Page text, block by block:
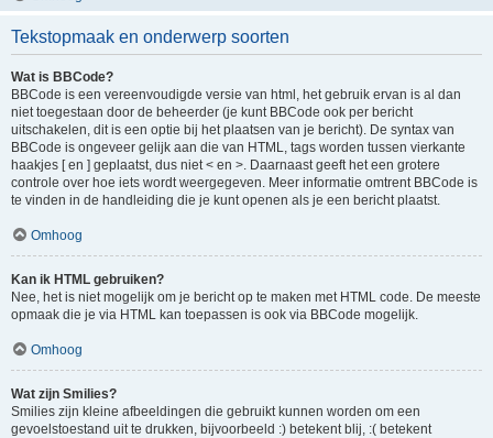
Tekstopmaak en onderwerp soorten
Wat is BBCode?
BBCode is een vereenvoudigde versie van html, het gebruik ervan is al dan
niet toegestaan door de beheerder (je kunt BBCode ook per bericht
uitschakelen, dit is een optie bij het plaatsen van je bericht). De syntax van
BBCode is ongeveer gelijk aan die van HTML, tags worden tussen vierkante
haakjes [ en ] geplaatst, dus niet < en >. Daarnaast geeft het een grotere
controle over hoe iets wordt weergegeven. Meer informatie omtrent BBCode is
te vinden in de handleiding die je kunt openen als je een bericht plaatst.
Omhoog
Kan ik HTML gebruiken?
Nee, het is niet mogelijk om je bericht op te maken met HTML code. De meeste
opmaak die je via HTML kan toepassen is ook via BBCode mogelijk.
Omhoog
Wat zijn Smilies?
Smilies zijn kleine afbeeldingen die gebruikt kunnen worden om een
gevoelstoestand uit te drukken, bijvoorbeeld :) betekent blij, :( betekent